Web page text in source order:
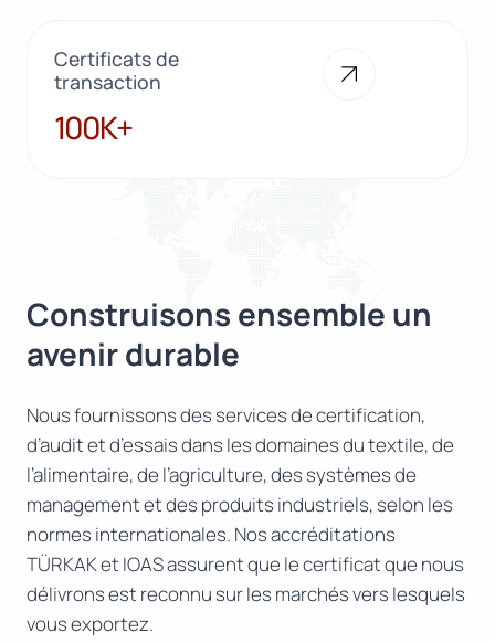
Certificats de
transaction
100K+
100K+
Construisons ensemble un
avenir durable
Nous fournissons des services de certification,
d’audit et d’essais dans les domaines du textile, de
l’alimentaire, de l’agriculture, des systèmes de
management et des produits industriels, selon les
normes internationales. Nos accréditations
TÜRKAK et IOAS assurent que le certificat que nous
délivrons est reconnu sur les marchés vers lesquels
vous exportez.